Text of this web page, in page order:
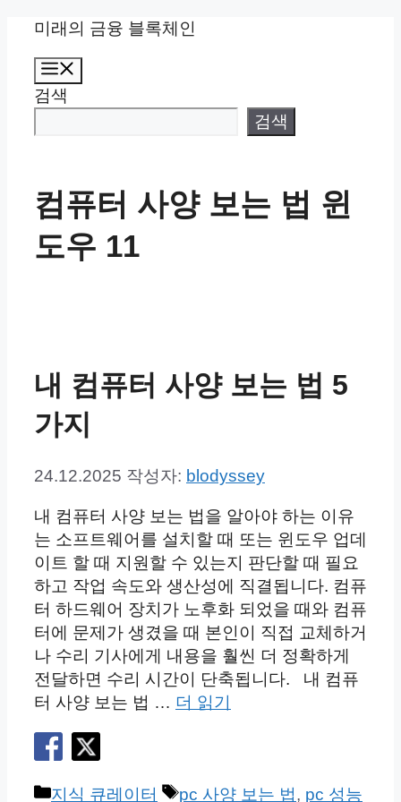
미래의 금융 블록체인
검색
검색
컴퓨터 사양 보는 법 윈
도우 11
내 컴퓨터 사양 보는 법 5
가지
24.12.2025 작성자: blodyssey
내 컴퓨터 사양 보는 법을 알아야 하는 이유
는 소프트웨어를 설치할 때 또는 윈도우 업데
이트 할 때 지원할 수 있는지 판단할 때 필요
하고 작업 속도와 생산성에 직결됩니다. 컴퓨
터 하드웨어 장치가 노후화 되었을 때와 컴퓨
터에 문제가 생겼을 때 본인이 직접 교체하거
나 수리 기사에게 내용을 훨씬 더 정확하게
전달하면 수리 시간이 단축됩니다. 내 컴퓨
터 사양 보는 법 … 더 읽기
카
지식 큐레이터 태
pc 사양 보는 법, pc 성능